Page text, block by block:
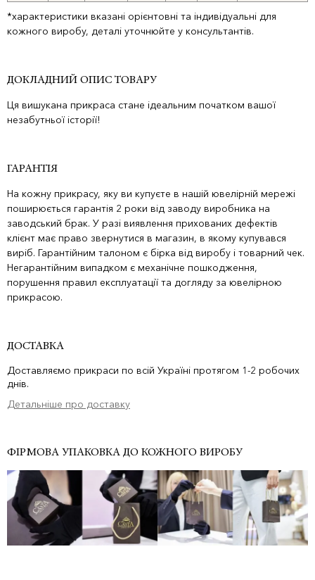
*характеристики вказані орієнтовні та індивідуальні для
кожного виробу, деталі уточнюйте у консультантів.
ДОКЛАДНИЙ ОПИС ТОВАРУ
Ця вишукана прикраса стане ідеальним початком вашої
незабутньої історії!
ГАРАНТІЯ
На кожну прикрасу, яку ви купуєте в нашій ювелірній мережі
поширюється гарантія 2 роки від заводу виробника на
заводський брак. У разі виявлення прихованих дефектів
клієнт має право звернутися в магазин, в якому купувався
виріб. Гарантійним талоном є бірка від виробу і товарний чек.
Негарантійним випадком є механічне пошкодження,
порушення правил експлуатації та догляду за ювелірною
прикрасою.
ДОСТАВКА
Доставляємо прикраси по всій Україні протягом 1-2 робочих
днів.
Детальніше про доставку
ФІРМОВА УПАКОВКА ДО КОЖНОГО ВИРОБУ